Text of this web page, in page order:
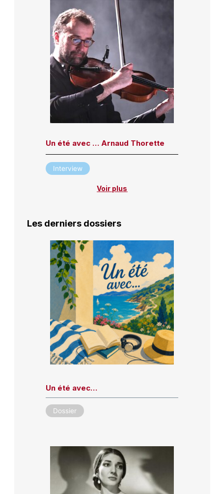
Un été avec … Arnaud Thorette
Interview
Voir plus
Les derniers dossiers
Un été avec…
Dossier